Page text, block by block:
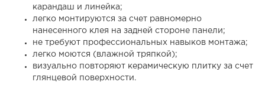
карандаш и линейка;
легко монтируются за счет равномерно
нанесенного клея на задней стороне панели;
не требуют профессиональных навыков монтажа;
легко моются (влажной тряпкой);
визуально повторяют керамическую плитку за счет
глянцевой поверхности.